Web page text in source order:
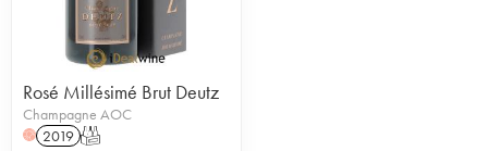
Rosé Millésimé Brut Deutz
Champagne AOC
H 2019 T